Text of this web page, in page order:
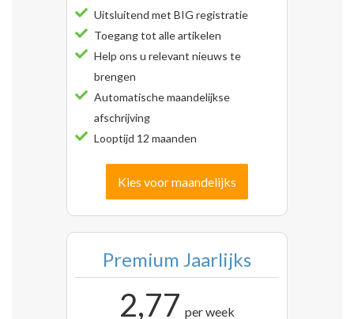
Uitsluitend met BIG registratie
Toegang tot alle artikelen
Help ons u relevant nieuws te
brengen
Automatische maandelijkse
afschrijving
Looptijd 12 maanden
Kies voor maandelijks
Premium Jaarlijks
2,77 per week